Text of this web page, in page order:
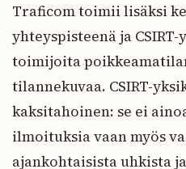
Traficom toimii lisäksi
yhteyspisteenä ja
toimijoita
tilannekuvaa. CSIRT-
kaksitahoinen: se ei
ilmoituksia vaan myös
ajankohtaisista uhkista